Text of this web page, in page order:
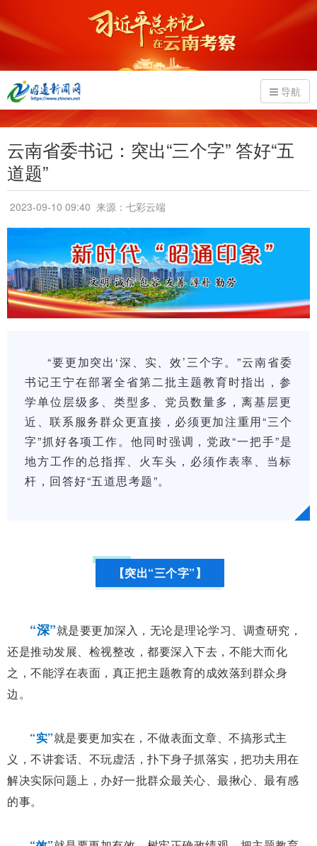
导航
云南省委书记：突出“三个字” 答好“五
道题”
2023-09-10 09:40 来源：七彩云端
“要更加突出‘深、实、效’三个字。”云南省委
书记王宁在部署全省第二批主题教育时指出，参
学单位层级多、类型多、党员数量多，离基层更
近、联系服务群众更直接，必须更加注重用“三个
字”抓好各项工作。他同时强调，党政“一把手”是
地方工作的总指挥、火车头，必须作表率、当标
杆，回答好“五道思考题”。
【突出“三个字”】
“深”就是要更加深入，无论是理论学习、调查研究，
还是推动发展、检视整改，都要深入下去，不能大而化
之，不能浮在表面，真正把主题教育的成效落到群众身
边。
“实”就是要更加实在，不做表面文章、不搞形式主
义，不讲套话、不玩虚活，扑下身子抓落实，把功夫用在
解决实际问题上，办好一批群众最关心、最揪心、最有感
的事。